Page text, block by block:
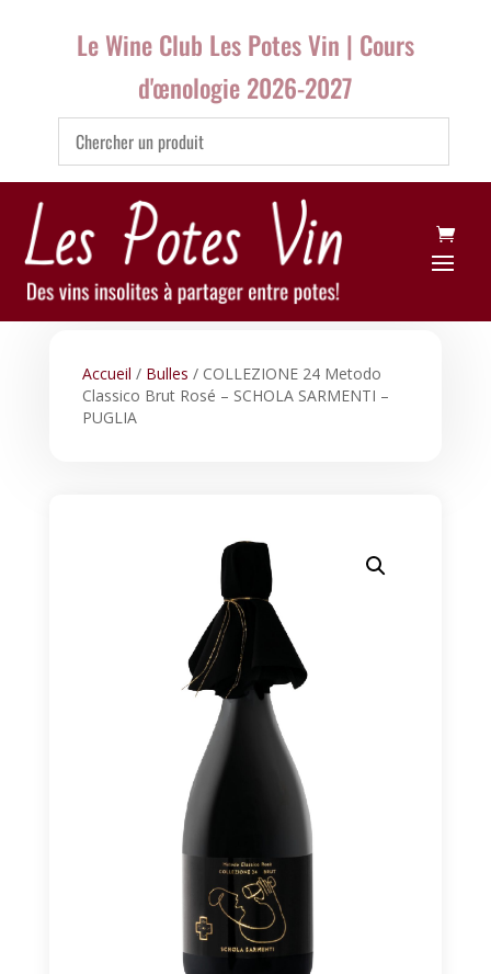
Le Wine Club Les Potes Vin | Cours
d'œnologie 2026-2027
Accueil / Bulles / COLLEZIONE 24 Metodo
Classico Brut Rosé – SCHOLA SARMENTI –
PUGLIA